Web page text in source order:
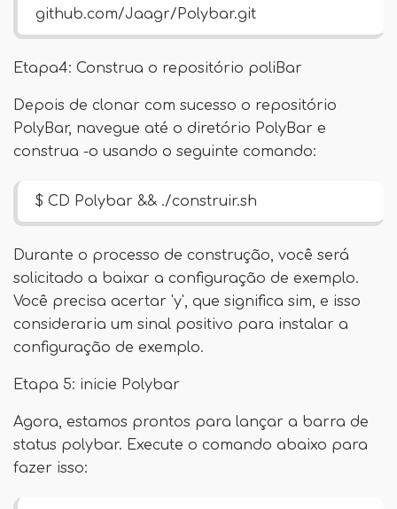
github.com/Jaagr/Polybar.git
Etapa4: Construa o repositório poliBar
Depois de clonar com sucesso o repositório
PolyBar, navegue até o diretório PolyBar e
construa -o usando o seguinte comando:
$ CD Polybar && ./construir.sh
Durante o processo de construção, você será
solicitado a baixar a configuração de exemplo.
Você precisa acertar 'y', que significa sim, e isso
consideraria um sinal positivo para instalar a
configuração de exemplo.
Etapa 5: inicie Polybar
Agora, estamos prontos para lançar a barra de
status polybar. Execute o comando abaixo para
fazer isso: